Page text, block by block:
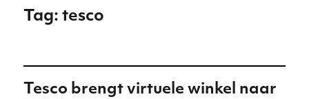
Tag:tesco
Tesco brengt virtuele winkel naar